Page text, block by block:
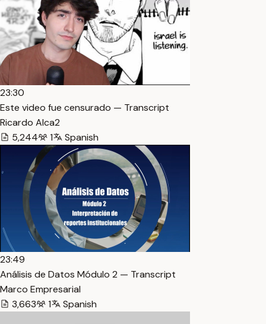
23:30
Este video fue censurado — Transcript
Ricardo Alca2
5,244
1 Spanish
23:49
Análisis de Datos Módulo 2 — Transcript
Marco Empresarial
3,663
1 Spanish